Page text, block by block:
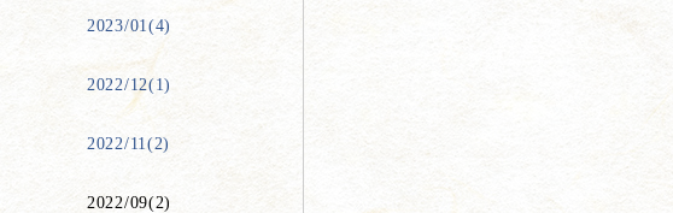
2023/01(4)
2022/12(1)
2022/11(2)
2022/09(2)